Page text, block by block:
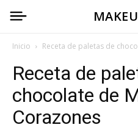
Inicio Receta de paletas de
Receta de
chocolate de
Corazones